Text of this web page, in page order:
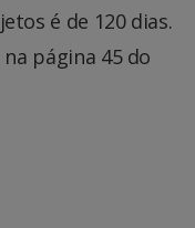
é de 120 dias.
página 45 do